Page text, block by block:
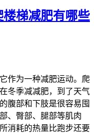
梯减肥有哪些
作为一种减肥运动。爬
冬季减减肥，到了天气
腹部和下肢是很容易囤
、臀部、腿部等肌肉
消耗的热量比跑步还要